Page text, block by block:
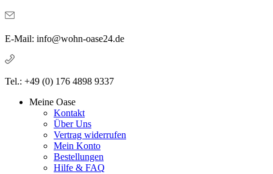
E-Mail: info@wohn-oase24.de
Tel.: +49 (0) 176 4898 9337
Meine Oase
Kontakt
Über Uns
Vertrag widerrufen
Mein Konto
Bestellungen
Hilfe & FAQ